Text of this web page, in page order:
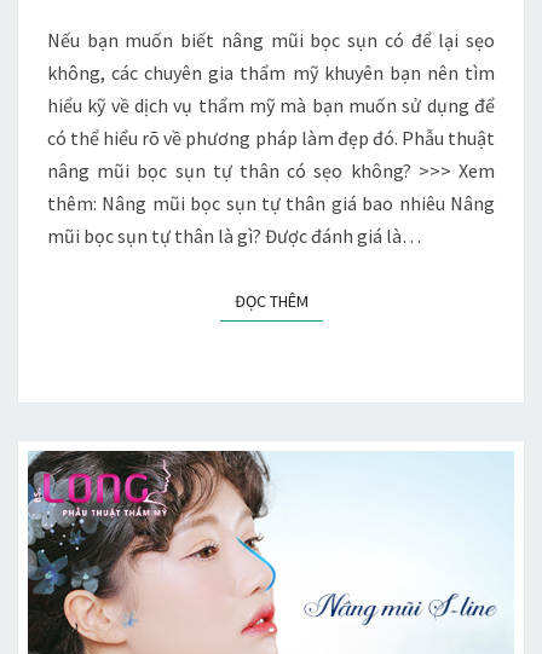
THÂN
CÓ
SẸO
KHÔNG?
Nếu bạn muốn biết nâng mũi bọc sụn có để lại sẹo
không, các chuyên gia thẩm mỹ khuyên bạn nên tìm
hiểu kỹ về dịch vụ thẩm mỹ mà bạn muốn sử dụng để
có thể hiểu rõ về phương pháp làm đẹp đó. Phẫu thuật
nâng mũi bọc sụn tự thân có sẹo không? >>> Xem
thêm: Nâng mũi bọc sụn tự thân giá bao nhiêu Nâng
mũi bọc sụn tự thân là gì? Được đánh giá là…
ĐỌC THÊMĐỌC THÊM